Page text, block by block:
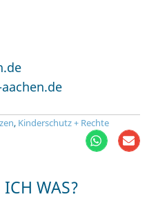
, Kinderschutz + Rechte
WAS?